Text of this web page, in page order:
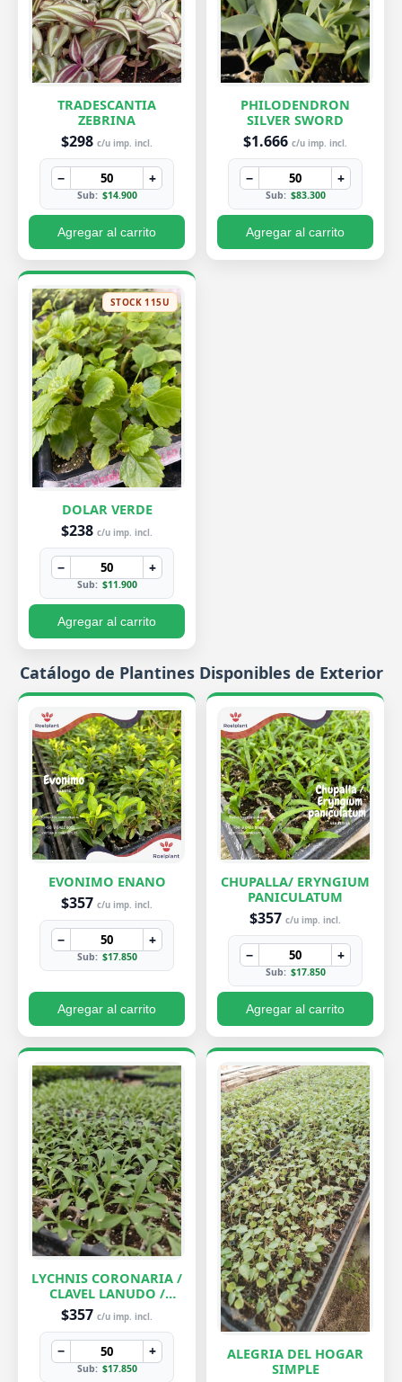
TRADESCANTIA
ZEBRINA
$298 c/u imp. incl.
− +
Sub: $14.900
Agregar al carrito
PHILODENDRON
SILVER SWORD
$1.666 c/u imp. incl.
− +
Sub: $83.300
Agregar al carrito
STOCK 115U
DOLAR VERDE
$238 c/u imp. incl.
− +
Sub: $11.900
Agregar al carrito
Catálogo de Plantines Disponibles de Exterior
EVONIMO ENANO
$357 c/u imp. incl.
− +
Sub: $17.850
Agregar al carrito
CHUPALLA/ ERYNGIUM
PANICULATUM
$357 c/u imp. incl.
− +
Sub: $17.850
Agregar al carrito
LYCHNIS CORONARIA /
CLAVEL LANUDO /
ABUELA
$357 c/u imp. incl.
− +
Sub: $17.850
ALEGRIA DEL HOGAR
SIMPLE